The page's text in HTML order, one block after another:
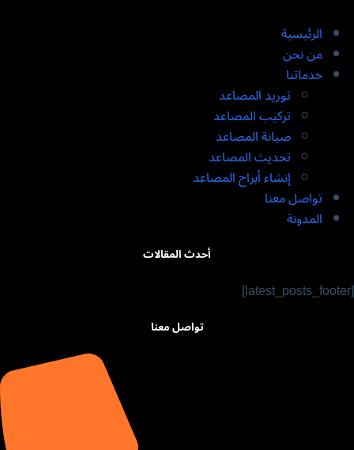
الرئيسية
من نحن
خدماتنا
توريد المصاعد​
تركيب المصاعد ​
صيانة المصاعد​
تحديث المصاعد​
إنشاء أبراج المصاعد​
تواصل معنا
المدونة
أحدث المقالات
[latest_posts_footer]
تواصل معنا